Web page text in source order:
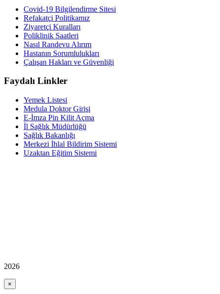
Covid-19 Bilgilendirme Sitesi
Refakatçi Politikamız
Ziyaretçi Kuralları
Poliklinik Saatleri
Nasıl Randevu Alırım
Hastanın Sorumlulukları
Çalışan Hakları ve Güvenliği
Faydalı Linkler
Yemek Listesi
Medula Doktor Girişi
E-İmza Pin Kilit Açma
İl Sağlık Müdürlüğü
Sağlık Bakanlığı
Merkezi İhlal Bildirim Sistemi
Uzaktan Eğitim Sistemi
2026
×